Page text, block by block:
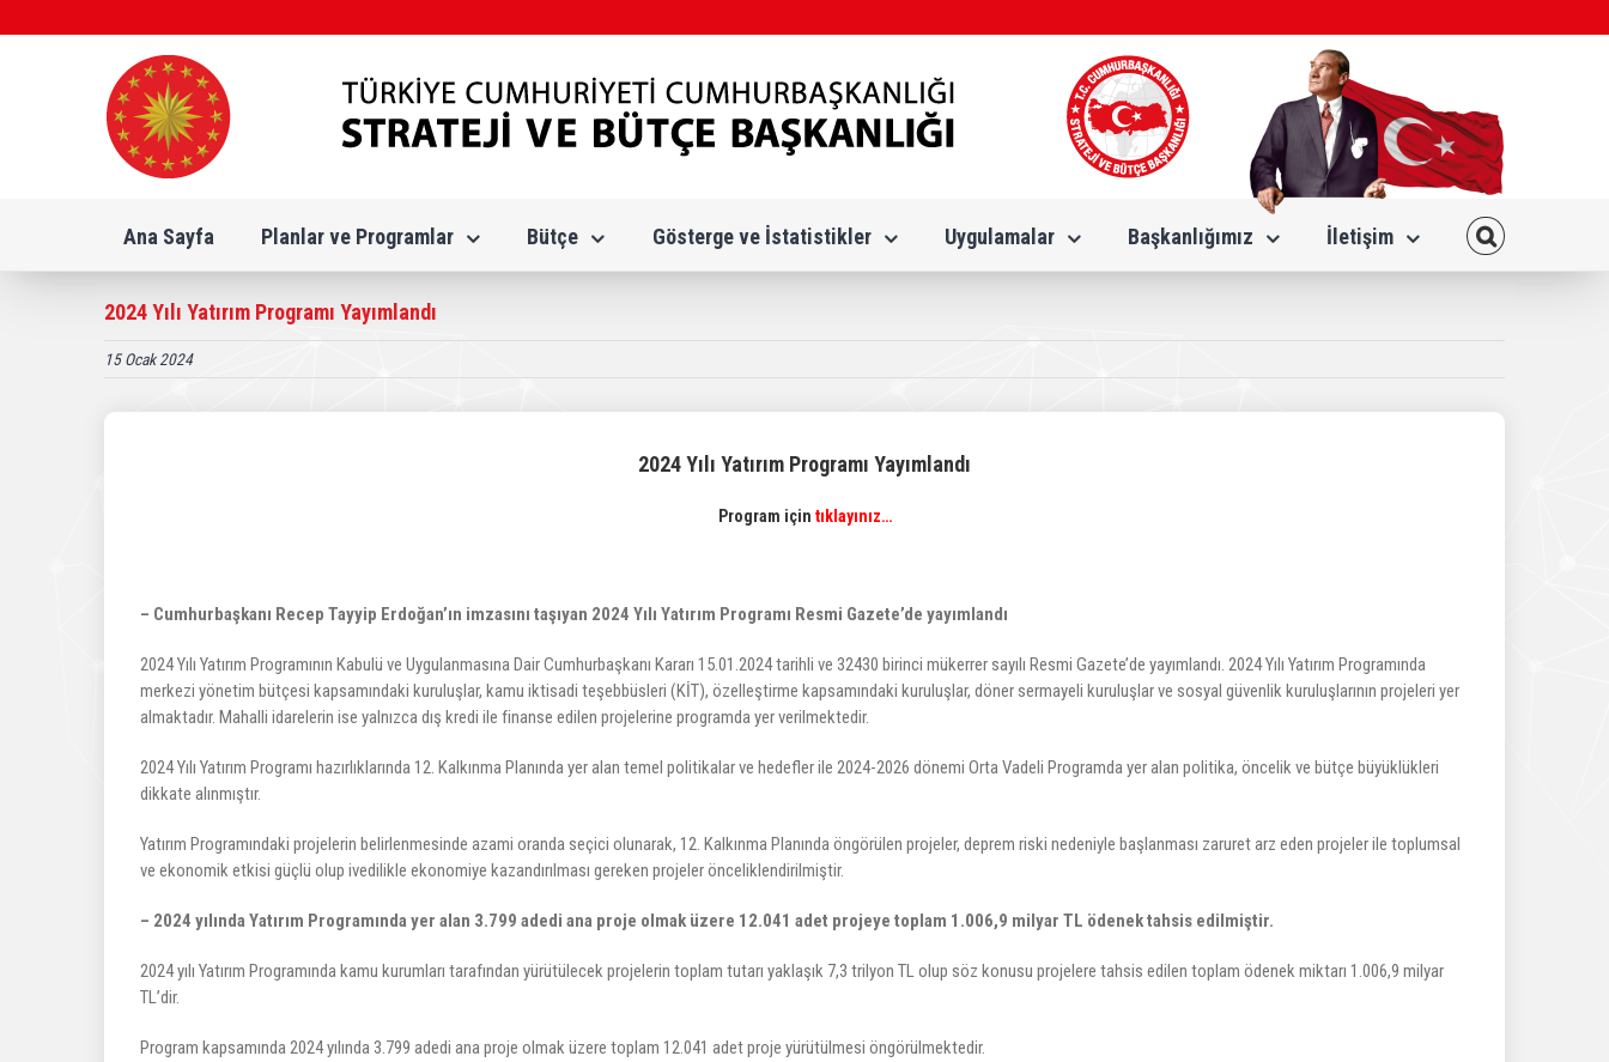
to
Ana Sayfa Planlar ve Programlar Bütçe Gösterge ve İstatistikler Uygulamalar Başkanlığımız İletişim
2024 Yılı Yatırım Programı Yayımlandı
15 Ocak 2024
2024 Yılı Yatırım Programı Yayımlandı
Program için tıklayınız…
– Cumhurbaşkanı Recep Tayyip Erdoğan’ın imzasını taşıyan 2024 Yılı Yatırım Programı Resmi Gazete’de yayımlandı
2024 Yılı Yatırım Programının Kabulü ve Uygulanmasına Dair Cumhurbaşkanı Kararı 15.01.2024 tarihli ve 32430 birinci mükerrer sayılı Resmi Gazete’de yayımlandı. 2024 Yılı Yatırım Programında
merkezi yönetim bütçesi kapsamındaki kuruluşlar, kamu iktisadi teşebbüsleri (KİT), özelleştirme kapsamındaki kuruluşlar, döner sermayeli kuruluşlar ve sosyal güvenlik kuruluşlarının projeleri yer
almaktadır. Mahalli idarelerin ise yalnızca dış kredi ile finanse edilen projelerine programda yer verilmektedir.
2024 Yılı Yatırım Programı hazırlıklarında 12. Kalkınma Planında yer alan temel politikalar ve hedefler ile 2024-2026 dönemi Orta Vadeli Programda yer alan politika, öncelik ve bütçe büyüklükleri
dikkate alınmıştır.
Yatırım Programındaki projelerin belirlenmesinde azami oranda seçici olunarak, 12. Kalkınma Planında öngörülen projeler, deprem riski nedeniyle başlanması zaruret arz eden projeler ile toplumsal
ve ekonomik etkisi güçlü olup ivedilikle ekonomiye kazandırılması gereken projeler önceliklendirilmiştir.
– 2024 yılında Yatırım Programında yer alan 3.799 adedi ana proje olmak üzere 12.041 adet projeye toplam 1.006,9 milyar TL ödenek tahsis edilmiştir.
2024 yılı Yatırım Programında kamu kurumları tarafından yürütülecek projelerin toplam tutarı yaklaşık 7,3 trilyon TL olup söz konusu projelere tahsis edilen toplam ödenek miktarı 1.006,9 milyar
TL’dir.
Program kapsamında 2024 yılında 3.799 adedi ana proje olmak üzere toplam 12.041 adet proje yürütülmesi öngörülmektedir.